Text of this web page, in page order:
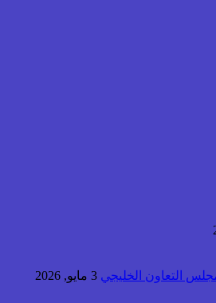
التعاون الخليجي 3 مايو, 2026